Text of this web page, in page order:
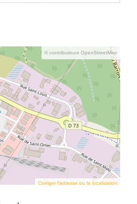
© contributeurs OpenStreetMap
Corriger l’adresse ou la localisation